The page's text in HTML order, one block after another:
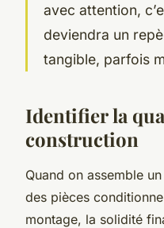
avec attention,
deviendra un
tangible, parfois
Identifier la
construction
Quand on assemble
des pièces
montage, la solidité